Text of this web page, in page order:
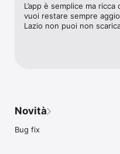
L’app è semplice ma
vuoi restare sempre
Lazio non puoi non
Novità
Bug fix